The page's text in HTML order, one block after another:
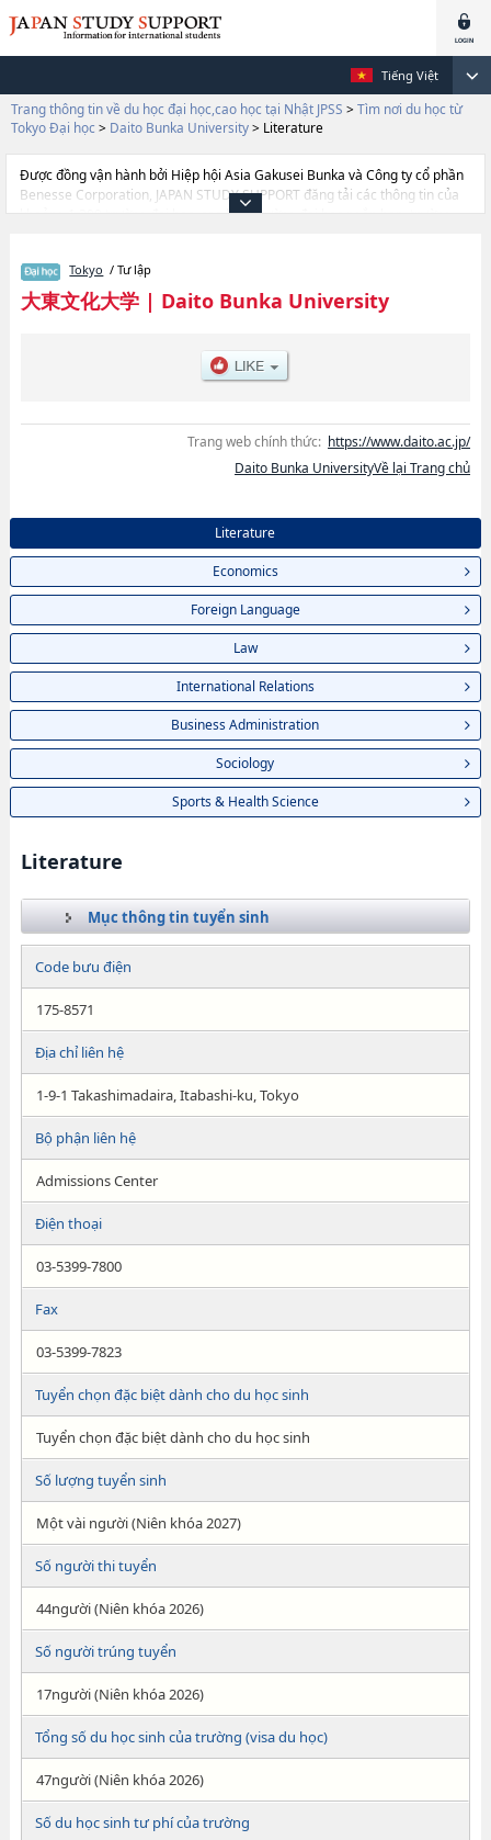
Tiếng Việt
Trang thông tin về du học đại học,cao học tại Nhật JPSS > Tìm nơi du học từ
Tokyo Đại học > Daito Bunka University> Literature
Được đồng vận hành bởi Hiệp hội Asia Gakusei Bunka và Công ty cổ phần
Benesse Corporation, JAPAN STUDY SUPPORT đăng tải các thông tin của
khoảng 1.300 trường đại học, cao học, trường đại học ngắn hạn, trường
tin cần thiết dành cho du học sinh, như là về các Ngành
LiteraturehoặcNgành EconomicshoặcNgành Foreign
LanguagehoặcNgành LawhoặcNgành International RelationshoặcNgành
Science, thông tin về từng ngành học, thông tin liên quan đến thi tuyển
như số lượng tuyển sinh, số lượng trúng tuyển, cở sở trang thiết bị, hướng
Tokyo / Tư lập
大東文化大学| Daito Bunka University
Trang web chính thức: https://www.daito.ac.jp/
Daito Bunka UniversityVề lại Trang chủ
Literature
Economics
Foreign Language
Law
International Relations
Business Administration
Sociology
Sports & Health Science
Literature
Mục thông tin tuyển sinh
Code bưu điện
175-8571
Địa chỉ liên hệ
1-9-1 Takashimadaira, Itabashi-ku, Tokyo
Bộ phận liên hệ
Admissions Center
Điện thoại
03-5399-7800
Fax
03-5399-7823
Tuyển chọn đặc biệt dành cho du học sinh
Tuyển chọn đặc biệt dành cho du học sinh
Số lượng tuyển sinh
Một vài người (Niên khóa 2027)
Số người thi tuyển
44người (Niên khóa 2026)
Số người trúng tuyển
17người (Niên khóa 2026)
Tổng số du học sinh của trường (visa du học)
47người (Niên khóa 2026)
Số du học sinh tư phí của trường